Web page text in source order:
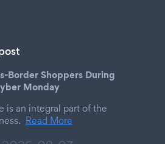
Border Shoppers During
Monday
is an integral part of the
Read More